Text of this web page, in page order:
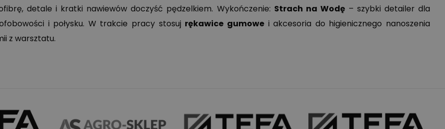
detale i kratki nawiewów doczyść pędzelkiem. Wykończenie: Strach na Wodę– szybki detailer dla
i połysku. W trakcie pracy stosuj rękawice gumowei akcesoria do higienicznego nanoszenia
z warsztatu.